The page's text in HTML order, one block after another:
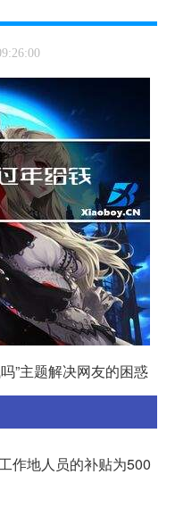
”主题解决网友的困惑
作地人员的补贴为500